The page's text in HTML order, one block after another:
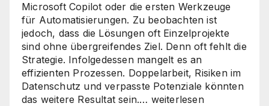
Microsoft Copilot oder die ersten Werkzeuge
für Automatisierungen. Zu beobachten ist
jedoch, dass die Lösungen oft Einzelprojekte
sind ohne übergreifendes Ziel. Denn oft fehlt die
Strategie. Infolgedessen mangelt es an
effizienten Prozessen. Doppelarbeit, Risiken im
Datenschutz und verpasste Potenziale könnten
das weitere Resultat sein.… KI-
weiterlesen